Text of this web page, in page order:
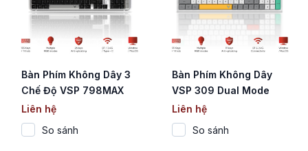
Bàn Phím Không Dây 3
Chế Độ VSP 798MAX
Black (Membrane / 103
Phím / Màn Hình Digital
/ RGB / 4000mAh)
Liên hệ
So sánh
Bàn Phím Không Dây
VSP 309 Dual Mode
(Membrane / 99 Phím +
Núm Xoay / Bluetooth &
2.4G / RGB)
Liên hệ
So sánh